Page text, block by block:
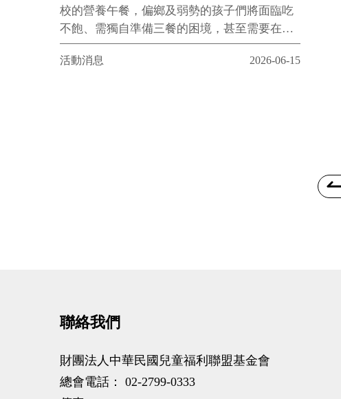
校的營養午餐，偏鄉及弱勢的孩子們將面臨吃
不飽、需獨自準備三餐的困境，甚至需要在放
假時幫忙照顧弟弟妹妹。吃不飽、忙家計不該
是孩子的假期寫照……
活動消息 2026-06-15
聯絡我們
財團法人中華民國兒童福利聯盟基金會
總會電話：
02-2799-0333